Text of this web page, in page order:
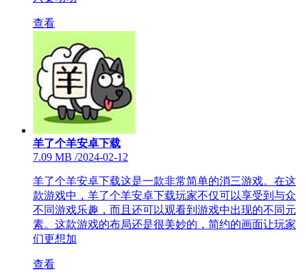
查看
羊了个羊安卓下载
7.09 MB /2024-02-12
羊了个羊安卓下载这是一款非常简单的消三游戏。在这
款游戏中，羊了个羊安卓下载玩家不仅可以享受到与众
不同游戏乐趣，而且还可以观看到游戏中出现的不同元
素。这款游戏的布局还是很美妙的，简约的画面让玩家
们更想加
查看